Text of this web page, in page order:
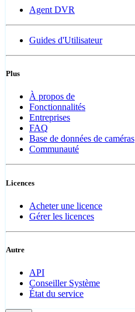
Agent DVR
Guides d'Utilisateur
Plus
À propos de
Fonctionnalités
Entreprises
FAQ
Base de données de caméras
Communauté
Licences
Acheter une licence
Gérer les licences
Autre
API
Conseiller Système
État du service